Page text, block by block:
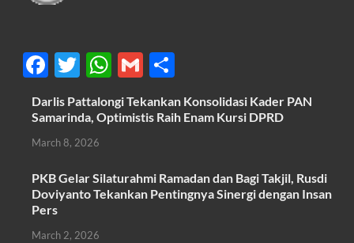
F
ac
e
b
o
o
k
T
w
itt
er
W
h
at
A
p
G
m
ail
h
ar
Darlis Pattalongi Tekankan Konsolidasi Kader PAN
Samarinda, Optimistis Raih Enam Kursi DPRD
March 8, 2026
PKB Gelar Silaturahmi Ramadan dan Bagi Takjil, Rusdi
Doviyanto Tekankan Pentingnya Sinergi dengan Insan
Pers
March 2, 2026